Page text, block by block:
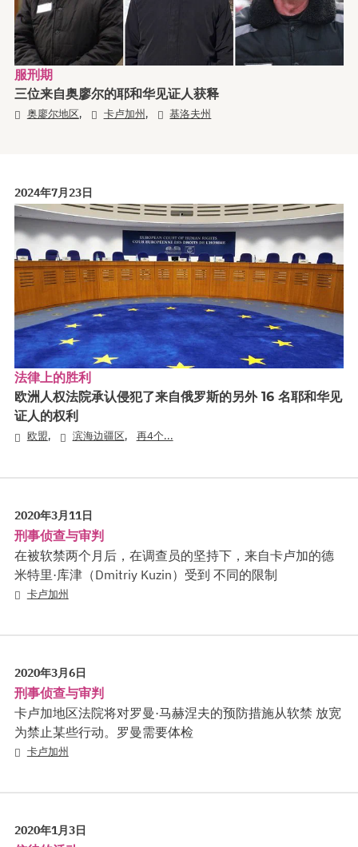
服刑期
三位来自奥廖尔的耶和华见证人获释
奥廖尔地区, 卡卢加州, 基洛夫州
2024年7月23日
法律上的胜利
欧洲人权法院承认侵犯了来自俄罗斯的另外 16 名耶和华见
证人的权利
欧盟, 滨海边疆区, 再4个...
2020年3月11日
刑事侦查与审判
在被软禁两个月后，在调查员的坚持下，来自卡卢加的德
米特里·库津（Dmitriy Kuzin）受到 不同的限制
卡卢加州
2020年3月6日
刑事侦查与审判
卡卢加地区法院将对罗曼·马赫涅夫的预防措施从软禁 放宽
为禁止某些行动。罗曼需要体检
卡卢加州
2020年1月3日